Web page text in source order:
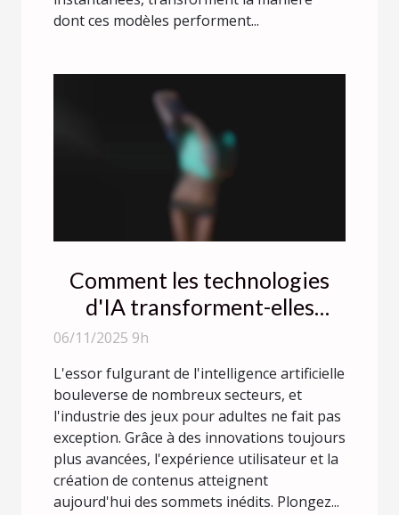
dont ces modèles performent...
Comment les technologies
d'IA transforment-elles
l'industrie des jeux pour
06/11/2025 9h
L'essor fulgurant de l'intelligence artificielle
bouleverse de nombreux secteurs, et
l'industrie des jeux pour adultes ne fait pas
exception. Grâce à des innovations toujours
plus avancées, l'expérience utilisateur et la
création de contenus atteignent
aujourd'hui des sommets inédits. Plongez...